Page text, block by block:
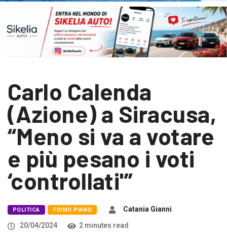
Carlo Calenda
(Azione) a Siracusa,
“Meno si va a votare
e più pesano i voti
‘controllati'”
POLITICA PRIMO PIANO
Catania Gianni
20/04/2024
2 minutes read